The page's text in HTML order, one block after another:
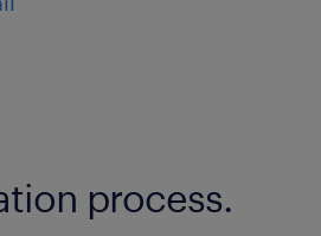
したソリューションアーキ
案します。・CDPを活用して
ソリューション開発を実施
process.